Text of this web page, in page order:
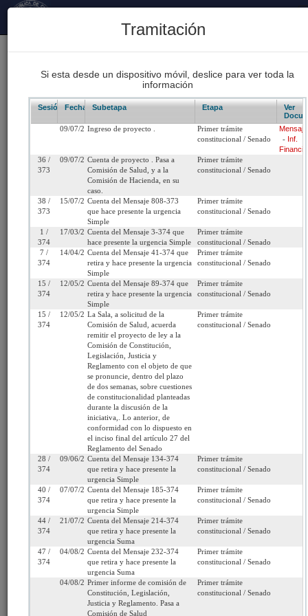
Proyectos de Ley Despachados 93
62
Boletín 17678-11
Título:
Modifica el periodo de carencia del subsidio de
incapacidad laboral por accidente o
común, introduce modificaciones en su
sector público, fortalece las facultades de las
Comisiones de Medicina Preventiva e
modifica las normas que indica
Miércoles 9 de Julio,
2025
Senado Iniciativa:
Proyecto de ley
Etapa:
Primer trámite
constitucional(Senado)
Primer informe de
comisión de Salud
Link para
http://www.senado.cl/appsenado/templates/tramitacion/
boletin_ini=17678-11
Seleccione la información que desea
Tramitación
Si esta desde un dispositivo móvil, deslice para ver toda la
información
Sesión/Leg.
Fecha Subetapa Etapa
Ver
09/07/2025Ingreso de proyecto .
Primer trámite
constitucional / Senado
- Inf.
36 /
373
09/07/2025Cuenta de proyecto . Pasa a
Comisión de Salud, y a la
Comisión de Hacienda, en su
caso.
Primer trámite
constitucional / Senado
38 /
373
15/07/2025Cuenta del Mensaje 808-373
que hace presente la urgencia
Simple
Primer trámite
constitucional / Senado
1 /
374
17/03/2026Cuenta del Mensaje 3-374 que
hace presente la urgencia Simple
Primer trámite
constitucional / Senado
7 /
374
14/04/2026Cuenta del Mensaje 41-374 que
retira y hace presente la urgencia
Simple
Primer trámite
constitucional / Senado
15 /
374
12/05/2026Cuenta del Mensaje 89-374 que
retira y hace presente la urgencia
Simple
Primer trámite
constitucional / Senado
15 /
374
12/05/2026La Sala, a solicitud de la
Comisión de Salud, acuerda
remitir el proyecto de ley a la
Comisión de Constitución,
Legislación, Justicia y
Reglamento con el objeto de que
se pronuncie, dentro del plazo
de dos semanas, sobre cuestiones
de constitucionalidad planteadas
durante la discusión de la
iniciativa,. Lo anterior, de
conformidad con lo dispuesto en
el inciso final del artículo 27 del
Reglamento del Senado
Primer trámite
constitucional / Senado
28 /
374
09/06/2026Cuenta del Mensaje 134-374
que retira y hace presente la
urgencia Simple
Primer trámite
constitucional / Senado
40 /
374
07/07/2026Cuenta del Mensaje 185-374
que retira y hace presente la
urgencia Simple
Primer trámite
constitucional / Senado
44 /
374
21/07/2026Cuenta del Mensaje 214-374
que retira y hace presente la
urgencia Suma
Primer trámite
constitucional / Senado
47 /
374
04/08/2026Cuenta del Mensaje 232-374
que retira y hace presente la
urgencia Suma
Primer trámite
constitucional / Senado
04/08/2026Primer informe de comisión de
Constitución, Legislación,
Justicia y Reglamento. Pasa a
Comisión de Salud
Primer trámite
constitucional / Senado